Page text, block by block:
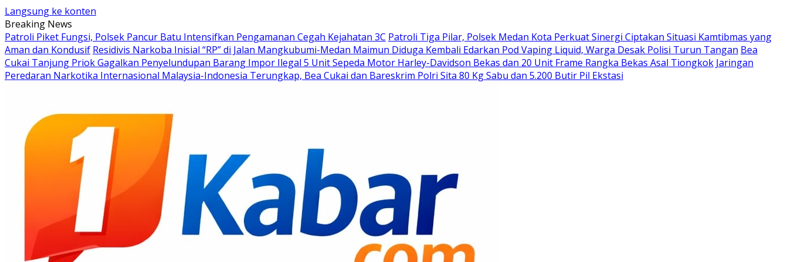
Langsung ke konten
Breaking News
Patroli Piket Fungsi, Polsek Pancur Batu Intensifkan Pengamanan Cegah Kejahatan 3C Patroli Tiga Pilar, Polsek Medan Kota Perkuat Sinergi Ciptakan Situasi Kamtibmas yang
Aman dan Kondusif Residivis Narkoba Inisial “RP” di Jalan Mangkubumi-Medan Maimun Diduga Kembali Edarkan Pod Vaping Liquid, Warga Desak Polisi Turun Tangan Bea
Cukai Tanjung Priok Gagalkan Penyelundupan Barang Impor Ilegal 5 Unit Sepeda Motor Harley-Davidson Bekas dan 20 Unit Frame Rangka Bekas Asal Tiongkok Jaringan
Peredaran Narkotika Internasional Malaysia-Indonesia Terungkap, Bea Cukai dan Bareskrim Polri Sita 80 Kg Sabu dan 5.200 Butir Pil Ekstasi